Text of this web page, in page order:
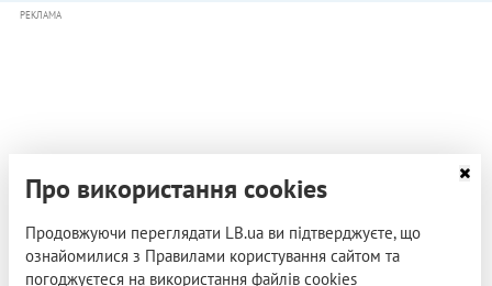
РЕКЛАМА
Про використання cookies
Продовжуючи переглядати LB.ua ви підтверджуєте, що
ознайомилися з Правилами користування сайтом та
погоджуєтеся на використання файлів cookies